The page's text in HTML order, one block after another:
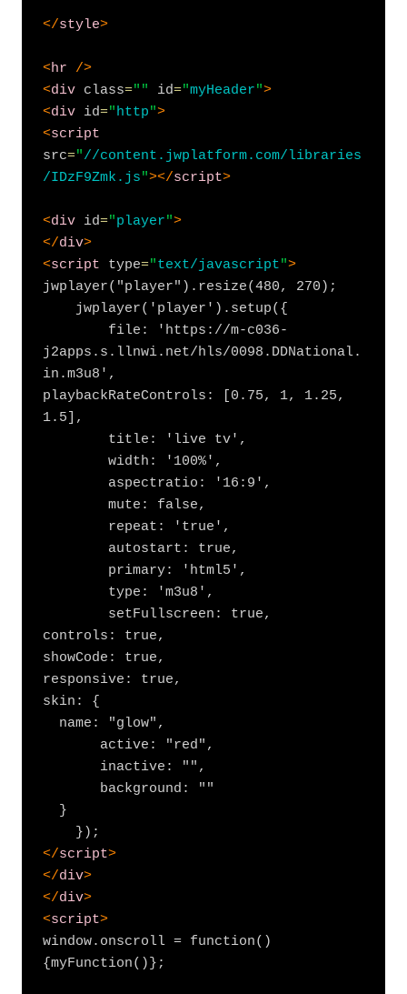
</style>
<hr
/>
<div class=" " id="myHeader">
<div id="http">
<script
src="//content.jwplatform.com/libraries
/IDzF9Zmk.js"></script>
<div id="player">
</div>
<script type="text/javascript">
jwplayer("player").resize(480, 270);
j2apps.s.llnwi.net/hls/0098.DDNational.
in.m3u8',
playbackRateControls: [0.75, 1, 1.25,
1.5],
controls: true,
showCode: true,
responsive: true,
skin: {
</script>
</div>
</div>
<script>
window.onscroll = function()
{myFunction()};